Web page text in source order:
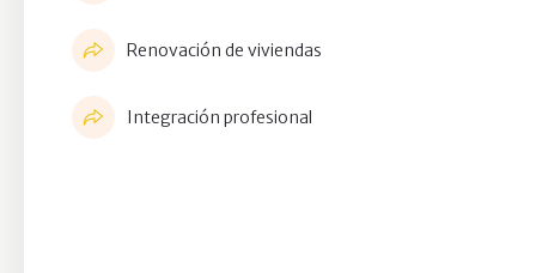
Renovación de viviendas
Integración profesional